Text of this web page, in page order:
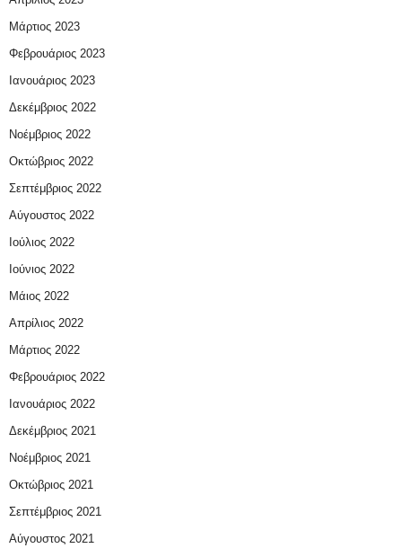
Μάρτιος 2023
Φεβρουάριος 2023
Ιανουάριος 2023
Δεκέμβριος 2022
Νοέμβριος 2022
Οκτώβριος 2022
Σεπτέμβριος 2022
Αύγουστος 2022
Ιούλιος 2022
Ιούνιος 2022
Μάιος 2022
Απρίλιος 2022
Μάρτιος 2022
Φεβρουάριος 2022
Ιανουάριος 2022
Δεκέμβριος 2021
Νοέμβριος 2021
Οκτώβριος 2021
Σεπτέμβριος 2021
Αύγουστος 2021